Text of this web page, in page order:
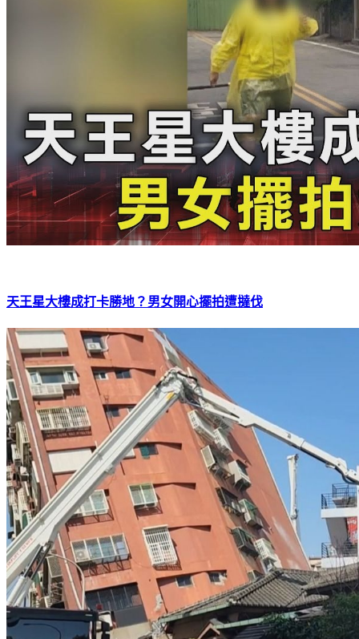
天王星大樓成打卡勝地？男女開心擺拍遭撻伐